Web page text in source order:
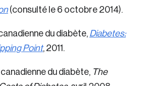
(consulté le 6 octobre 2014).
du diabète, Diabetes:
Point, 2011.
du diabète, The